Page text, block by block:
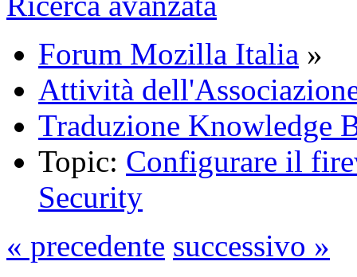
Forum Mozilla Italia »
Attività
Traduzione Knowledge
Topic: Configurare il
Security
« precedente successivo »